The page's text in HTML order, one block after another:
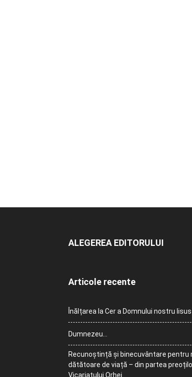
ALEGEREA EDITORULUI
Articole recente
Înălțarea la Cer a Domnului nostru
Dumnezeu…
Recunoștință și binecuvântare pentru
dătătoare de viață – din partea
Vicariatului Orhei